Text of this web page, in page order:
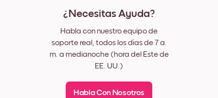
¿Necesitas Ayuda?
Habla con nuestro equipo de
soporte real, todos los días de 7 a.
m. a medianoche (hora del Este de
EE. UU.)
Habla Con Nosotros